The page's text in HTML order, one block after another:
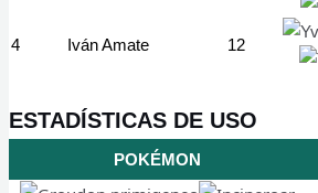
4 Iván Amate 12
ESTADÍSTICAS DE USO
POKÉMON